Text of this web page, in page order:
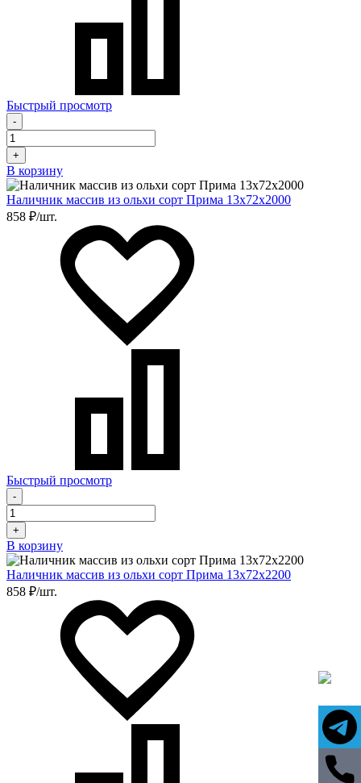
Быстрый просмотр
-
+
В корзину
Наличник массив из ольхи сорт Прима 13х72х2000
858 ₽/шт.
Быстрый просмотр
-
+
В корзину
Наличник массив из ольхи сорт Прима 13х72х2200
858 ₽/шт.